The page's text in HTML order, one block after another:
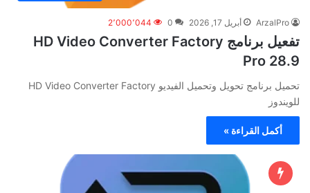
ArzalPro أبريل 17, 2026 0 2٬000٬044
تفعيل برنامج HD Video Converter Factory
Pro 28.9
تحميل برنامج تحويل وتحميل الفيديو HD Video Converter Factory
للويندوز
أكمل القراءة »